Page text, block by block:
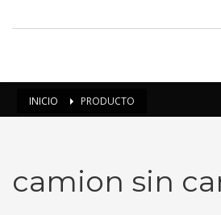
INICIO PRODUCTO
camion sin